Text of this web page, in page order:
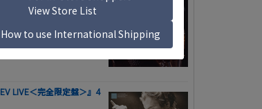
ピアノリサイタル
ド・ピアノのためのソ
LIVE＜完全限定盤＞』4